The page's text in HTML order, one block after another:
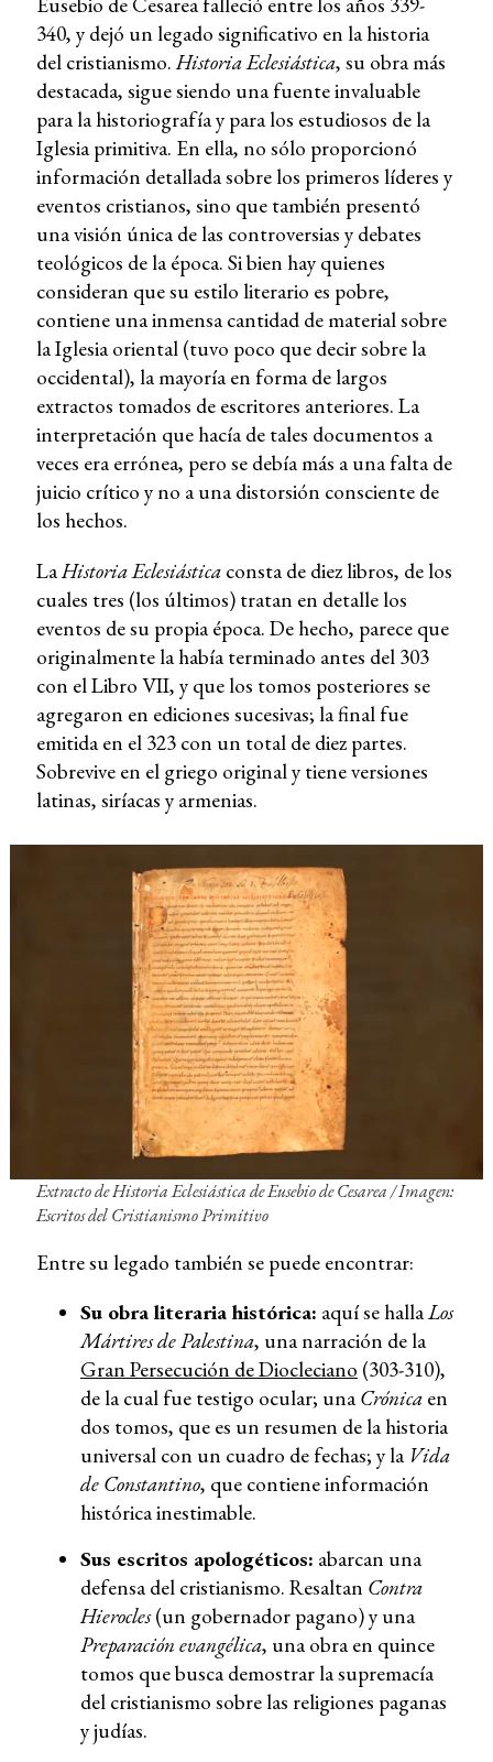
340, y dejó un legado significativo en la historia
del cristianismo.Historia Eclesiástica, su obra más
destacada, sigue siendo una fuente invaluable
para la historiografía y para los estudiosos de la
Iglesia primitiva. En ella, no sólo proporcionó
información detallada sobre los primeros líderes y
eventos cristianos, sino que también presentó
una visión única de las controversias y debates
teológicos de la época. Si bien hay quienes
consideran que su estilo literario es pobre,
contiene una inmensa cantidad de material sobre
la Iglesia oriental (tuvo poco que decir sobre la
occidental), la mayoría en forma de largos
extractos tomados de escritores anteriores. La
interpretación que hacía de tales documentos a
veces era errónea, pero se debía más a una falta de
juicio crítico y no a una distorsión consciente de
los hechos.
LaHistoria Eclesiásticaconsta de diez libros, de los
cuales tres (los últimos) tratan en detalle los
eventos de su propia época. De hecho, parece que
originalmente la había terminado antes del 303
con el Libro VII, y que los tomos posteriores se
agregaron en ediciones sucesivas; la final fue
emitida en el 323 con un total de diez partes.
Sobrevive en el griego original y tiene versiones
latinas, siríacas y armenias.
Extracto deHistoria Eclesiásticade Eusebio de Cesarea / Imagen:
Escritos del Cristianismo Primitivo
Entre su legado también se puede encontrar:
Su obra literaria histórica: aquí se hallaLos
Mártires de Palestina, una narración de la
Gran Persecución de Diocleciano (303-310),
de la cual fue testigo ocular; una Crónicaen
dos tomos, que es un resumen de la historia
universal con un cuadro de fechas; y la Vida
de Constantino, que contiene información
histórica inestimable.
Sus escritos apologéticos: abarcan una
defensa del cristianismo. Resaltan Contra
Hierocles(un gobernador pagano) y una
Preparación evangélica, una obra en quince
tomos que busca demostrar la supremacía
del cristianismo sobre las religiones paganas
y judías.